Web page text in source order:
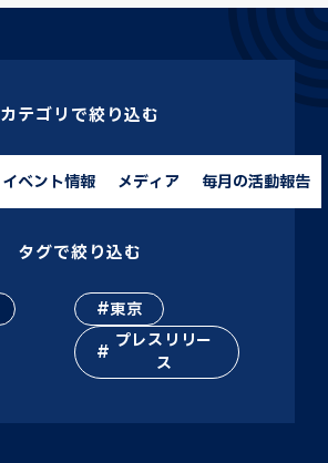
カテゴリで絞り込む
イベント情報 メディア 毎月の活動報告
タグで絞り込む
東京
プレスリリー
ス